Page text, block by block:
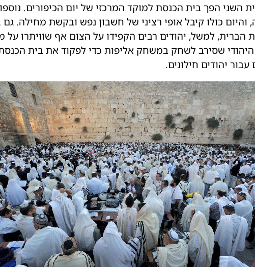
השני הפך בית הכנסת למוקד המרכזי של יום הכיפורים.
והיום כולו קיבל אופי רציני של חשבון נפש ובקשת מחילה.
הברית, למשל, יהודים רבים הקפידו על הצום אף שוויתרו
היהודי שסירב לשחק במשחק אליפות כדי לפקוד את בית
יהודים חילונים.